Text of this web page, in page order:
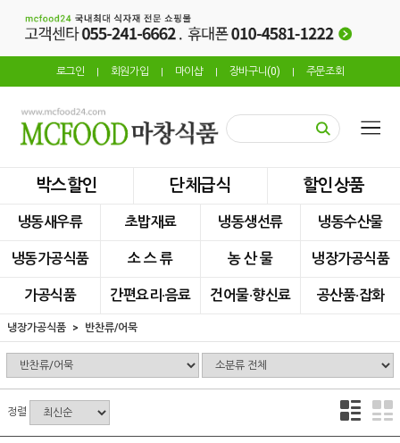
로그인 회원가입 마이샵 장바구니(0) 주문조회
박스할인 단체급식 할인상품
냉동새우류 초밥재료 냉동생선류 냉동수산물
냉동가공식품 소 스 류 농 산 물 냉장가공식품
가공식품 간편요리·음료 건어물·향신료 공산품·잡화
냉장가공식품 반찬류/어묵
정렬